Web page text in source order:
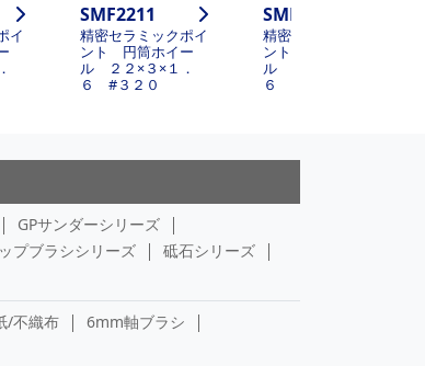
イ
SMF2211
精密セラミックポイ
ント 円筒ホイー
ル ２２×３×１．
６ #３２０
SMF2213
精密セラミックポイ
ント 円筒ホイー
ル ２２×３×１．
６ #５００
GPサンダーシリーズ
プブラシシリーズ
砥石シリーズ
/不織布
6mm軸ブラシ